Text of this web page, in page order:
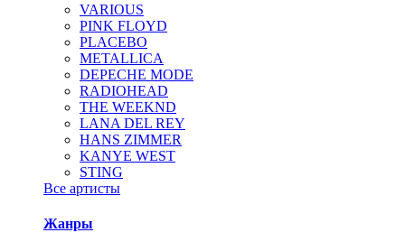
VARIOUS
PINK FLOYD
PLACEBO
METALLICA
DEPECHE MODE
RADIOHEAD
THE WEEKND
LANA DEL REY
HANS ZIMMER
KANYE WEST
STING
Все артисты
Жанры